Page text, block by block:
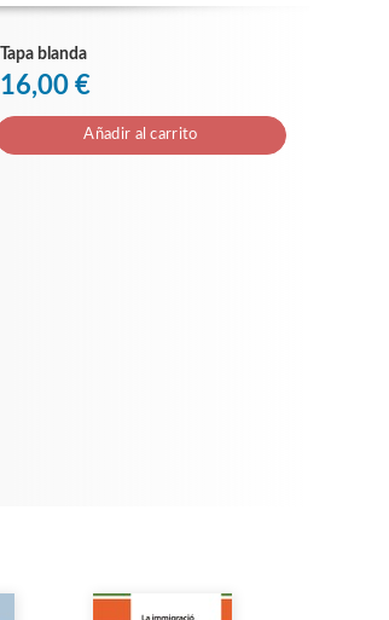
Tapa blanda
16,00 €
Añadir al carrito